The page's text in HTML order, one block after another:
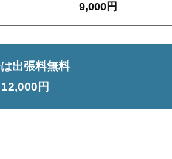
9,000円
出張料無料
12,000円